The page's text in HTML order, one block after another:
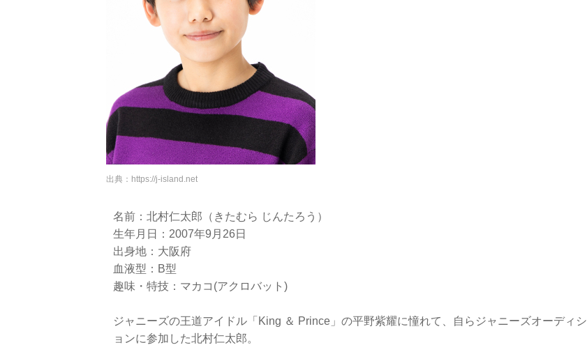
出典： https://j-island.net
名前：北村仁太郎（きたむら じんたろう）
生年月日：2007年9月26日
出身地：大阪府
血液型：B型
趣味・特技：マカコ(アクロバット)
ジャニーズの王道アイドル「King ＆ Prince」の平野紫耀に憧れて、自らジャニーズオーディシ
ョンに参加した北村仁太郎。